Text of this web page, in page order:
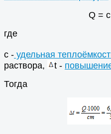
Q =
где
c - удельная
раствора,
t -
Тогда